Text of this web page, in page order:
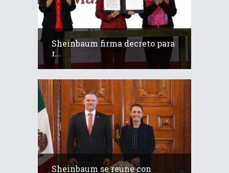
Sheinbaum firma decreto para
r...
Sheinbaum se reúne con